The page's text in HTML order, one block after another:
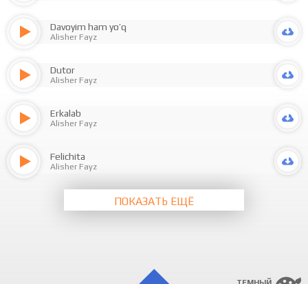
Davoyim ham yo’q
Alisher Fayz
Dutor
Alisher Fayz
Erkalab
Alisher Fayz
Felichita
Alisher Fayz
ПОКАЗАТЬ ЕЩЁ